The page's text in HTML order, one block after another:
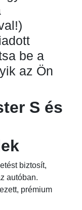
be a
az Ön
S és
biztosít,
autóban.
prémium